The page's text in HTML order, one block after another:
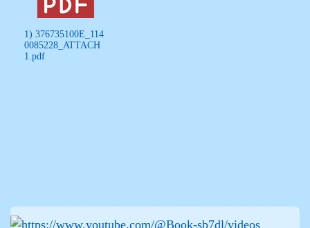
1) 376735100E_114
0085228_ATTACH
1.pdf